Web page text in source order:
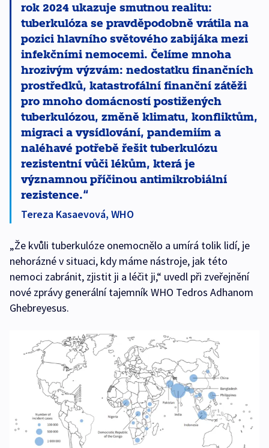
rok 2024 ukazuje smutnou realitu:
tuberkulóza se pravděpodobně vrátila na
pozici hlavního světového zabijáka mezi
infekčními nemocemi. Čelíme mnoha
hrozivým výzvám: nedostatku finančních
prostředků, katastrofální finanční zátěži
pro mnoho domácností postižených
tuberkulózou, změně klimatu, konfliktům,
migraci a vysídlování, pandemiím a
naléhavé potřebě řešit tuberkulózu
rezistentní vůči lékům, která je
významnou příčinou antimikrobiální
rezistence.
Tereza Kasaevová, WHO
„Že kvůli tuberkulóze onemocnělo a umírá tolik lidí, je
nehorázné v situaci, kdy máme nástroje, jak této
nemoci zabránit, zjistit ji a léčit ji,“ uvedl při zveřejnění
nové zprávy generální tajemník WHO Tedros Adhanom
Ghebreyesus.